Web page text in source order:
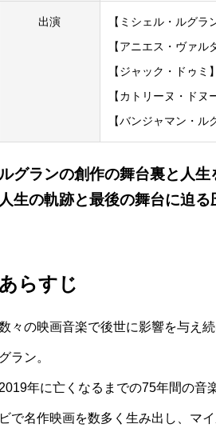
出演
【ミシェル・ルグラ
【アニエス・ヴァル
【ジャック・ドゥミ】
【カトリーヌ・ドヌ
【バンジャマン・ル
ルグランの創作の舞台裏と人生
人生の軌跡と最後の舞台に迫
あらすじ
々の映画音楽で後世に影響を与え
グラン。
2019年に亡くなるまでの75年間の音
ビで名作映画を数多く生み出し、マ